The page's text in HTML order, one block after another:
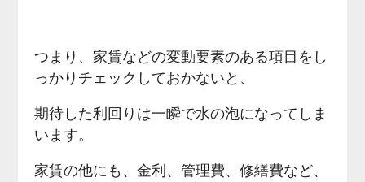
つまり、家賃などの変動要素のある項目をし
っかりチェックしておかないと、
期待した利回りは一瞬で水の泡になってしま
います。
家賃の他にも、金利、管理費、修繕費など、